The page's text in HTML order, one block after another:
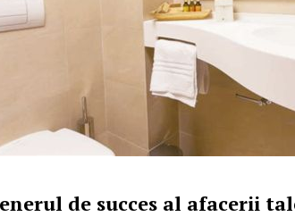
de succes al afacerii